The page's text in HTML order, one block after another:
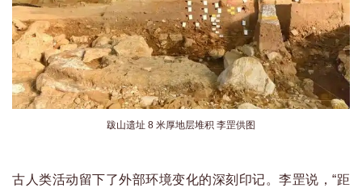
跋山遗址 8 米厚地层堆积 李罡供图
古人类活动留下了外部环境变化的深刻印记。李罡说，“距